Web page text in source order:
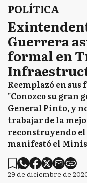
POLÍTICA
Guerrera
formal en
Reemplazó en
"Conozco su gran
General Pinto, y
trabajar de la
reconstruyendo
manifestó el
29 de diciembre de